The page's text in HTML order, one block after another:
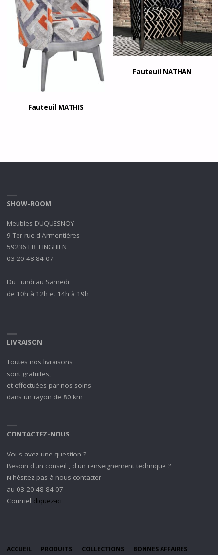
Fauteuil MATHIS
Fauteuil NATHAN
SHOW-ROOM
Meubles DUQUESNOY
9 Ter rue d'Armentières
59236 FRELINGHIEN
03 20 48 84 07
Du Lundi au Samedi
de 10h à 12h et 14h à 19h
LIVRAISON
Toutes nos livraisons
sont gratuites,
et effectuées par nos soins
dans un rayon de 80 km
CONTACTEZ-NOUS
Vous avez une question ?
Besoin d'un conseil , d'un renseignement technique ?
N'hésitez pas à nous contacter
au 03 20 48 84 07
Courriel cliquez-ici
ACCUEIL PRODUITS COLLECTIONS BONNES AFFAIRES